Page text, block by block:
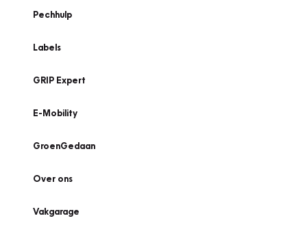
Pechhulp
Labels
GRIP Expert
E-Mobility
GroenGedaan
Over ons
Vakgarage